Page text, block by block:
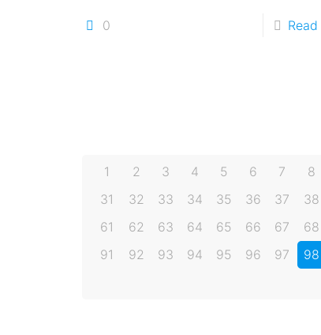
0
1 2 3 4 5 6 7 8
31
32 33 34 35 36 37 38
61
62 63 64 65 66 67 68
91
92 93 94 95 96 97 98